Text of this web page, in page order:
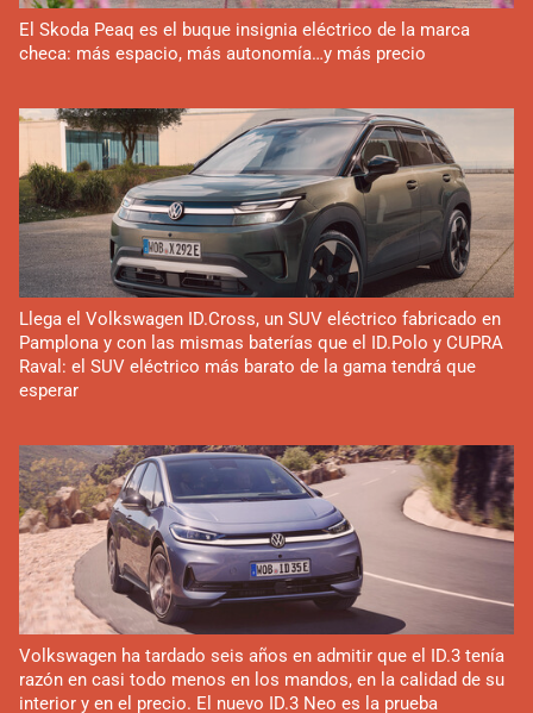
El Skoda Peaq es el buque insignia eléctrico de la marca
checa: más espacio, más autonomía…y más precio
Llega el Volkswagen ID.Cross, un SUV eléctrico fabricado en
Pamplona y con las mismas baterías que el ID.Polo y CUPRA
Raval: el SUV eléctrico más barato de la gama tendrá que
esperar
Volkswagen ha tardado seis años en admitir que el ID.3 tenía
razón en casi todo menos en los mandos, en la calidad de su
interior y en el precio. El nuevo ID.3 Neo es la prueba